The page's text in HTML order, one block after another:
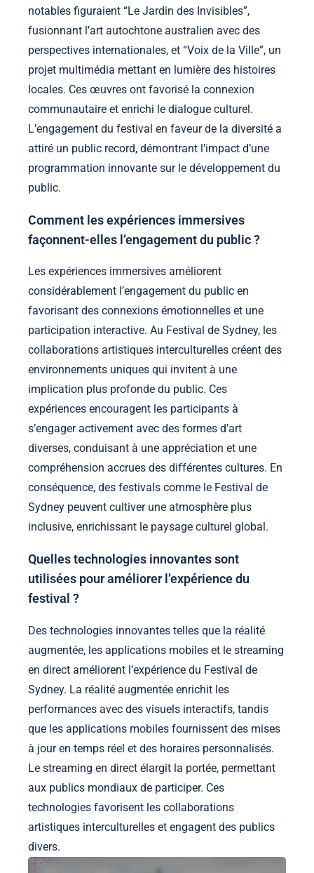
notables figuraient “Le Jardin des Invisibles”,
fusionnant l’art autochtone australien avec des
perspectives internationales, et “Voix de la Ville”, un
projet multimédia mettant en lumière des histoires
locales. Ces œuvres ont favorisé la connexion
communautaire et enrichi le dialogue culturel.
L’engagement du festival en faveur de la diversité a
attiré un public record, démontrant l’impact d’une
programmation innovante sur le développement du
public.
Comment les expériences immersives
façonnent-elles l’engagement du public ?
Les expériences immersives améliorent
considérablement l’engagement du public en
favorisant des connexions émotionnelles et une
participation interactive. Au Festival de Sydney, les
collaborations artistiques interculturelles créent des
environnements uniques qui invitent à une
implication plus profonde du public. Ces
expériences encouragent les participants à
s’engager activement avec des formes d’art
diverses, conduisant à une appréciation et une
compréhension accrues des différentes cultures. En
conséquence, des festivals comme le Festival de
Sydney peuvent cultiver une atmosphère plus
inclusive, enrichissant le paysage culturel global.
Quelles technologies innovantes sont
utilisées pour améliorer l’expérience du
festival ?
Des technologies innovantes telles que la réalité
augmentée, les applications mobiles et le streaming
en direct améliorent l’expérience du Festival de
Sydney. La réalité augmentée enrichit les
performances avec des visuels interactifs, tandis
que les applications mobiles fournissent des mises
à jour en temps réel et des horaires personnalisés.
Le streaming en direct élargit la portée, permettant
aux publics mondiaux de participer. Ces
technologies favorisent les collaborations
artistiques interculturelles et engagent des publics
divers.